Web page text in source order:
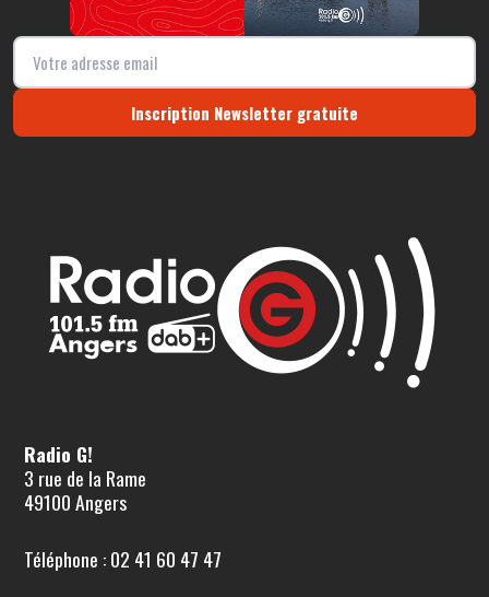
Inscription Newsletter gratuite
Radio G!
3 rue de la Rame
49100 Angers
Téléphone : 02 41 60 47 47